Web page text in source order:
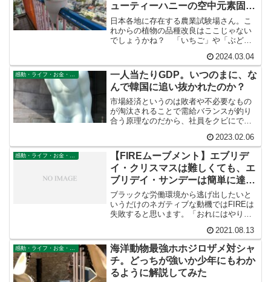
ューティーハニーの空中元素固定
装置」「カバラ密教の生命の樹」
菌糸と根粒菌と共生農法
日本各地に存在する農業試験場さん。こ
れからの植物の品種改良はここじゃない
でしょうかね？ 「いちご」や「ぶど
ように品種改良すること。そうすれば、
たくさんの肥料を撒く必要がなくなりま
す。痩せた土地でも作物が育つようにな
ります。
2024.03.04
感動・ライフ・お金・仕事
一人当たりGDP。いつのまに、な
んで韓国に追い抜かれたのか？
市場経済というのは敗者や不必要なもの
が淘汰されることで需給バランスが釣り
合う原理なのだから、社員をクビにでき
な資本主義社会とはいえません。資本主
義社会は廃業が前提なのです。終身雇用
が前提では淘汰の原理が成り立ちませ
ん。競争のある国に負けるに決まってい
ます。
2023.02.06
【FIREムーブメント】エブリデ
イ・クリスマスは難しくても、エ
ブリデイ・サンデーは簡単に達成
できる。
ブラックな労働環境から逃げ出したいと
いうだけのネガティブな動機ではFIREは
失敗すると思います。「おれにはやりた
える人でないと、FIRE生活は失敗に終わ
るでしょう。
2021.08.13
感動・ライフ・お金・仕事
海洋動物最強ホホジロザメ対シャ
チ。どっちが強いか少年にもわか
るように解説してみた